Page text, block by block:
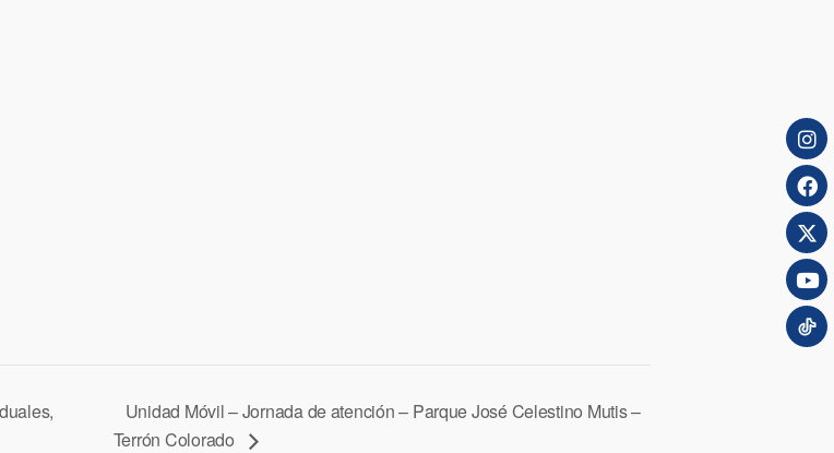
Unidad Móvil – Jornada de atención – Parque José Celestino Mutis –
Terrón Colorado